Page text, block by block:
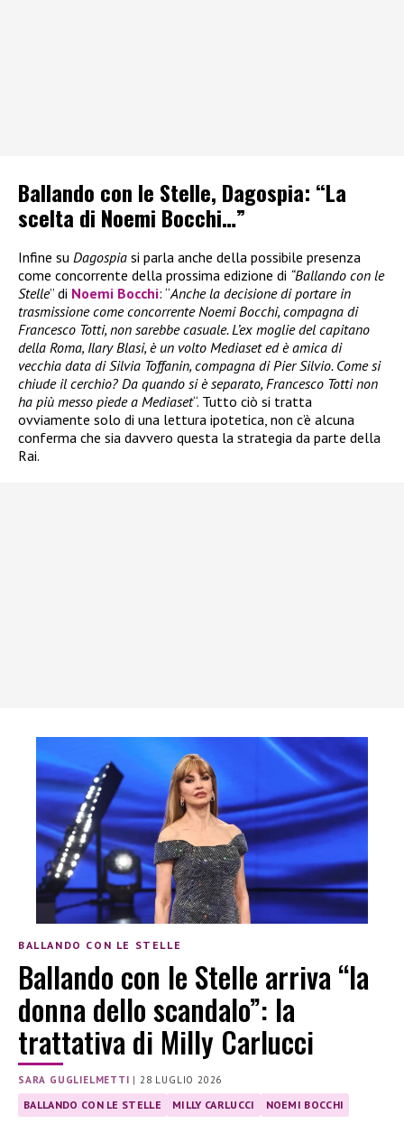
Ballando con le Stelle, Dagospia: “La
scelta di Noemi Bocchi…”
Infine su Dagospia si parla anche della possibile presenza
come concorrente della prossima edizione di “Ballando con le
Stelle” di Noemi Bocchi: “Anche la decisione di portare in
trasmissione come concorrente Noemi Bocchi, compagna di
Francesco Totti, non sarebbe casuale. L’ex moglie del capitano
della Roma, Ilary Blasi, è un volto Mediaset ed è amica di
vecchia data di Silvia Toffanin, compagna di Pier Silvio. Come si
chiude il cerchio? Da quando si è separato, Francesco Totti non
ha più messo piede a Mediaset“. Tutto ciò si tratta
ovviamente solo di una lettura ipotetica, non c’è alcuna
conferma che sia davvero questa la strategia da parte della
Rai.
BALLANDO CON LE STELLE
Ballando con le Stelle arriva “la
donna dello scandalo”: la
trattativa di Milly Carlucci
SARA GUGLIELMETTI | 28 LUGLIO 2026
BALLANDO CON LE STELLE MILLY CARLUCCI NOEMI BOCCHI